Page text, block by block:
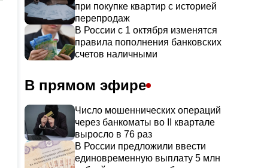
при покупке квартир с историей
перепродаж
В России с 1 октября изменятся
правила пополнения банковских
счетов наличными
В прямом эфире
Число мошеннических операций
через банкоматы во II квартале
выросло в 76 раз
В России предложили ввести
единовременную выплату 5 млн